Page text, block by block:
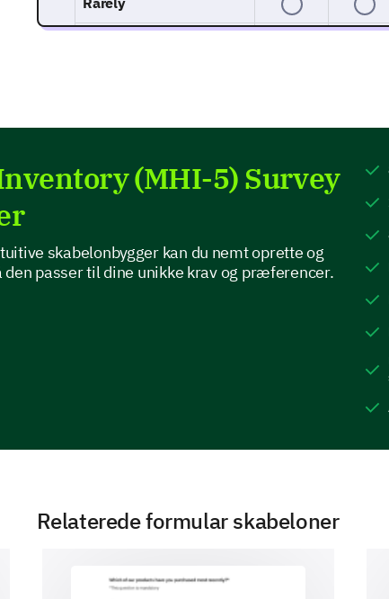
In the past month, how often have you felt
All of the time
Rarely
This section provides insights into feelings of
that you couldn't do anything?
Some of the time
(MHI-5) Survey
skabelonbygger kan du nemt oprette og
den passer til dine unikke krav og præferencer.
Relaterede formular skabeloner